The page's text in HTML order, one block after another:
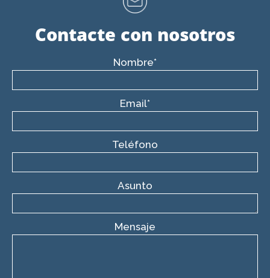
Contacte con nosotros
Nombre*
Email*
Teléfono
Asunto
Mensaje